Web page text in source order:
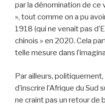
par la dénomination de ce
», tout comme on a pu
1918 (qui ne venait pas
chinois » en 2020. Cela
telle mesure dans
Par ailleurs,
d’inscrire l’Afrique du
ne craint pas un retour de